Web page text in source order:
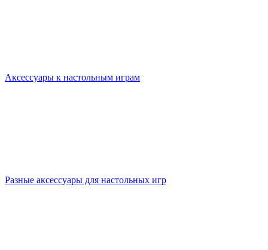
Аксессуары к настольным играм
Разные аксессуары для настольных игр